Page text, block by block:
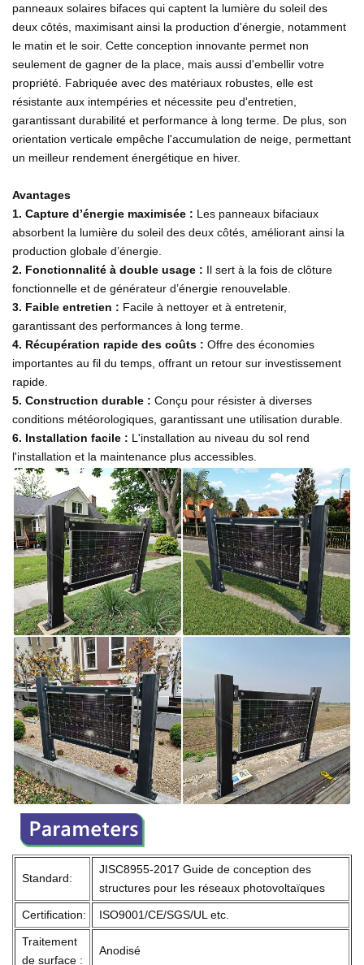
panneaux solaires bifaces qui captent la lumière du soleil des
deux côtés, maximisant ainsi la production d'énergie, notamment
le matin et le soir. Cette conception innovante permet non
seulement de gagner de la place, mais aussi d'embellir votre
propriété. Fabriquée avec des matériaux robustes, elle est
résistante aux intempéries et nécessite peu d'entretien,
garantissant durabilité et performance à long terme. De plus, son
orientation verticale empêche l'accumulation de neige, permettant
un meilleur rendement énergétique en hiver.
Avantages
1. Capture d’énergie maximisée : Les panneaux bifaciaux
absorbent la lumière du soleil des deux côtés, améliorant ainsi la
production globale d’énergie.
2. Fonctionnalité à double usage : Il sert à la fois de clôture
fonctionnelle et de générateur d’énergie renouvelable.
3. Faible entretien : Facile à nettoyer et à entretenir,
garantissant des performances à long terme.
4. Récupération rapide des coûts : Offre des économies
importantes au fil du temps, offrant un retour sur investissement
rapide.
5. Construction durable : Conçu pour résister à diverses
conditions météorologiques, garantissant une utilisation durable.
6. Installation facile : L'installation au niveau du sol rend
l'installation et la maintenance plus accessibles.
Standard:
JISC8955-2017 Guide de conception des
structures pour les réseaux photovoltaïques
Certification: ISO9001/CE/SGS/UL etc.
Traitement
de surface :
Anodisé